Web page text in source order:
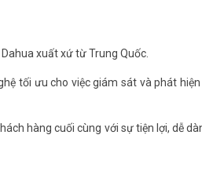
xuất xứ từ Trung Quốc.
tối ưu cho việc giám sát và phát
hàng cuối cùng với sự tiện lợi, dễ